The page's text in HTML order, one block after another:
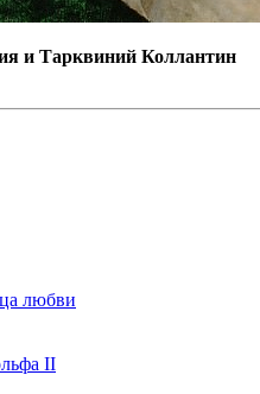
и Тарквиний Коллантин